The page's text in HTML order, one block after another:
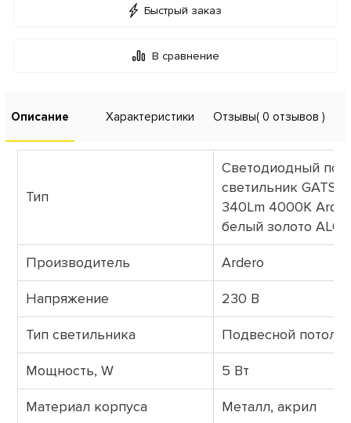
Быстрый заказ
В сравнение
Описание Характеристики Отзывы( 0 отзывов )
Тип
Светодиодный
светильник
340Lm 4000K
белый золото
Производитель Ardero
Напряжение 230 В
Тип светильника Подвесной
Мощность, W 5 Вт
Материал корпуса Металл, акрил